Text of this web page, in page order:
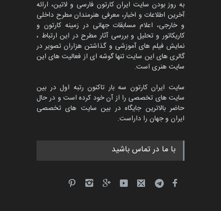
پنجمین مسابقۀ بین‌المللی
کارتون CARTUNION ، …
مهلت 3 ماه دیگر
جشنواره بین‌المللی کارتون
مدارس پرتغال، ۲۰۲۷
مهلت
مهلت
به روز بودن سایت ایران کارتون فارسی و لاتین، ارائه
آخرین اطلاعات و اخبار، معرفی هنرمندان مطرح داخلی
و خارجی، اعلام مسابقات جهانی در زمینه کارتون و
کاریکاتور و تحلیل و بررسی آثار مطرح در این ارتباط ،
نمایش فیلم های آموزشی و گذاشتن هزاران تصویر در
گالری های این سایت تنها گوشه ای از فعالیت های این
سایت هنری است.
سایت ایران کارتون سه بار تاکنون رتبه اول در بین
سایت های تخصصی را از آن خود کرده است و در حال
حاضر بالاترین جایگاه در بین سایت های تخصصی
ایران و جهان را داراست.
با ما در تماس باشید